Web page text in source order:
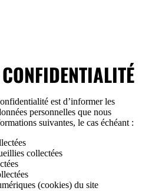
est d’informer les
personnelles que nous
suivantes, le cas échéant :
collectées
(cookies) du site